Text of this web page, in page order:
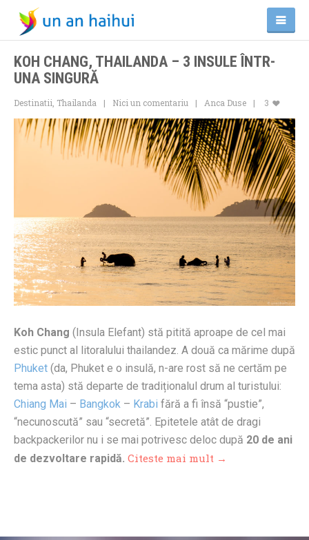
KOH CHANG, THAILANDA – 3 INSULE ÎNTR-
UNA SINGURĂ
Destinatii Thailanda Nici un comentariu Anca Duse 3
Koh Chang (Insula Elefant) stă pitită aproape de cel mai
estic punct al litoralului thailandez. A două ca mărime după
Phuket (da, Phuket e o insulă, n-are rost să ne certăm pe
tema asta) stă departe de tradiționalul drum al turistului:
Chiang Mai – Bangkok – Krabi fără a fi însă “pustie”,
“necunoscută” sau “secretă”. Epitetele atât de dragi
backpackerilor nu i se mai potrivesc deloc după 20 de ani
de dezvoltare rapidă. Citeste mai mult →